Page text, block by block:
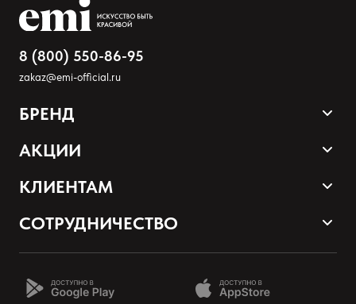
Добавьте фото
Загрузить файл
8 (800) 550-86-95
zakaz@emi-official.ru
БРЕНД
Продукция
АКЦИИ
Sale
Программа лояльности
КЛИЕНТАМ
Оплата и доставка
Возврат товаров
СОТРУДНИЧЕСТВО
Стать партнером EMI
Школа EMI онлайн